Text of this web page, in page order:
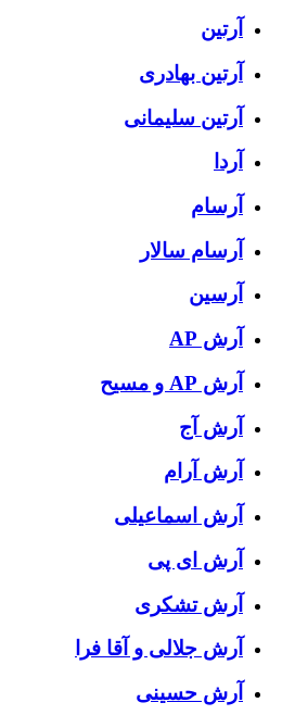
آرتین
آرتین بهادری
آرتین سلیمانی
آردا
آرسام
آرسام سالار
آرسین
آرش AP
آرش AP و مسیح
آرش آج
آرش آرام
آرش اسماعیلی
آرش ای پی
آرش تشکری
آرش جلالی و آقا فرا
آرش حسینی